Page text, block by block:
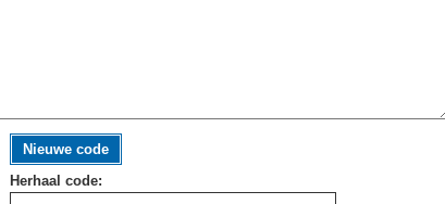
Nieuwe code
Herhaal code: